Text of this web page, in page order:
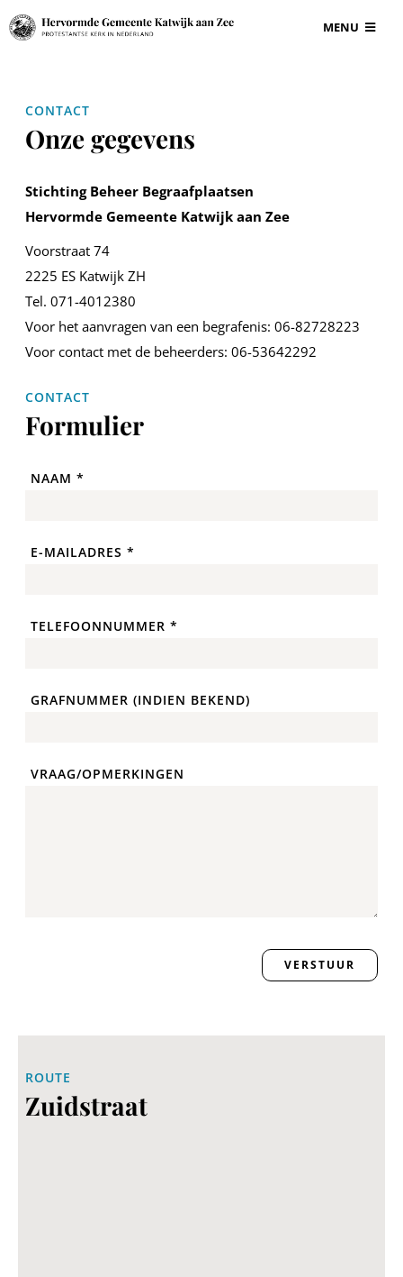
Ga
naar
MENU
CONTACT
Onze gegevens
Stichting Beheer Begraafplaatsen
Hervormde Gemeente Katwijk aan Zee
Voorstraat 74
2225 ES Katwijk ZH
Tel. 071-4012380
Voor het aanvragen van een begrafenis: 06-82728223
Voor contact met de beheerders: 06-53642292
CONTACT
Formulier
NAAM *
E-MAILADRES *
TELEFOONNUMMER *
GRAFNUMMER (INDIEN BEKEND)
VRAAG/OPMERKINGEN
ROUTE
Zuidstraat